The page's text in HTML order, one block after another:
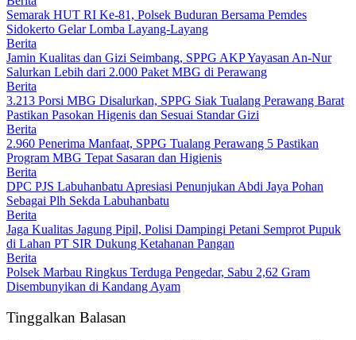
Semarak HUT RI Ke-81, Polsek Buduran Bersama Pemdes
Sidokerto Gelar Lomba Layang-Layang
Berita
Jamin Kualitas dan Gizi Seimbang, SPPG AKP Yayasan An-Nur
Salurkan Lebih dari 2.000 Paket MBG di Perawang
Berita
3.213 Porsi MBG Disalurkan, SPPG Siak Tualang Perawang Barat
Pastikan Pasokan Higenis dan Sesuai Standar Gizi
Berita
2.960 Penerima Manfaat, SPPG Tualang Perawang 5 Pastikan
Program MBG Tepat Sasaran dan Higienis
Berita
DPC PJS Labuhanbatu Apresiasi Penunjukan Abdi Jaya Pohan
Sebagai Plh Sekda Labuhanbatu
Berita
Jaga Kualitas Jagung Pipil, Polisi Dampingi Petani Semprot Pupuk
di Lahan PT SIR Dukung Ketahanan Pangan
Berita
Polsek Marbau Ringkus Terduga Pengedar, Sabu 2,62 Gram
Disembunyikan di Kandang Ayam
Tinggalkan Balasan